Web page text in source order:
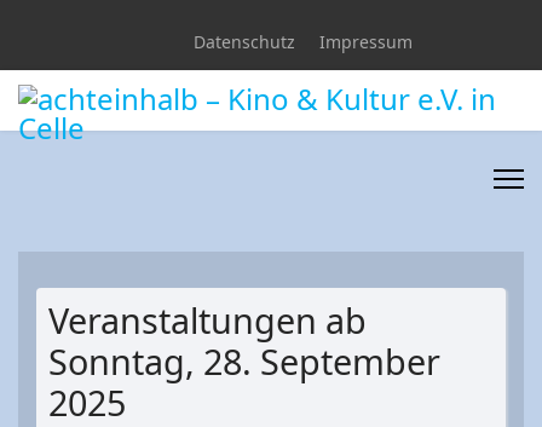
Impressum
Datenschutz
Veranstaltungen ab
Sonntag, 28. September
2025